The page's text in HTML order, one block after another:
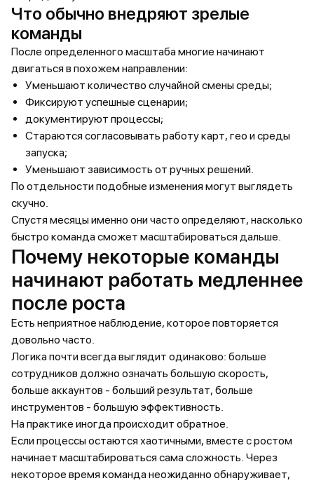
Что обычно внедряют зрелые
команды
После определенного масштаба многие начинают
двигаться в похожем направлении:
Уменьшают количество случайной смены среды;
Фиксируют успешные сценарии;
документируют процессы;
Стараются согласовывать работу карт, гео и среды
запуска;
Уменьшают зависимость от ручных решений.
По отдельности подобные изменения могут выглядеть
скучно.
Спустя месяцы именно они часто определяют, насколько
быстро команда сможет масштабироваться дальше.
Почему некоторые команды
начинают работать медленнее
после роста
Есть неприятное наблюдение, которое повторяется
довольно часто.
Логика почти всегда выглядит одинаково: больше
сотрудников должно означать большую скорость,
больше аккаунтов - больший результат, больше
инструментов - большую эффективность.
На практике иногда происходит обратное.
Если процессы остаются хаотичными, вместе с ростом
начинает масштабироваться сама сложность. Через
некоторое время команда неожиданно обнаруживает,